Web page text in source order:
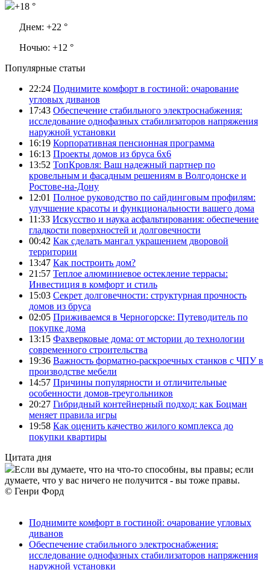
+18 °
Днем: +22 °
Ночью: +12 °
Популярные статьи
22:24 Поднимите комфорт в гостиной: очарование
угловых диванов
17:43 Обеспечение стабильного электроснабжения:
исследование однофазных стабилизаторов напряжения
наружной установки
16:19 Корпоративная пенсионная программа
16:13 Проекты домов из бруса 6х6
13:52 ТопКровля: Ваш надежный партнер по
кровельным и фасадным решениям в Волгодонске и
Ростове-на-Дону
12:01 Полное руководство по сайдинговым профилям:
улучшение красоты и функциональности вашего дома
11:33 Искусство и наука асфальтирования: обеспечение
гладкости поверхностей и долговечности
00:42 Как сделать мангал украшением дворовой
территории
13:47 Как построить дом?
21:57 Теплое алюминиевое остекление террасы:
Инвестиция в комфорт и стиль
15:03 Секрет долговечности: структурная прочность
домов из бруса
02:05 Приживаемся в Черногорске: Путеводитель по
покупке дома
13:15 Фахверковые дома: от мстории до технологии
современного строительства
19:36 Важность форматно-раскроечных станков с ЧПУ в
производстве мебели
14:57 Причины популярности и отличительные
особенности домов-треугольников
20:27 Гибридный контейнерный подход: как Боцман
меняет правила игры
19:58 Как оценить качество жилого комплекса до
покупки квартиры
Цитата дня
Если вы думаете, что на что-то способны, вы правы; если
думаете, что у вас ничего не получится - вы тоже правы.
© Генри Форд
Поднимите комфорт в гостиной: очарование угловых
диванов
Обеспечение стабильного электроснабжения:
исследование однофазных стабилизаторов напряжения
наружной установки